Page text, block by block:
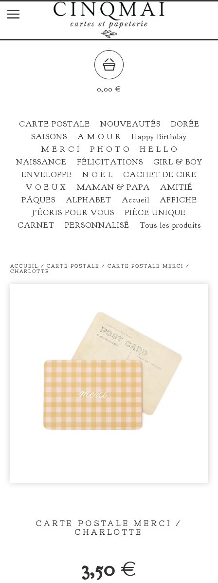
0,00 €
CARTE POSTALE NOUVEAUTÉS
DORÉE
SAISONS
A M O U R
Happy Birthday
M E R C I
P H O T O
H E L L O
NAISSANCE
FÉLICITATIONS
GIRL & BOY
ENVELOPPE
N O Ë L
CACHET DE CIRE
V O E U X
MAMAN & PAPA
AMITIÉ
PÂQUES
ALPHABET Accueil
AFFICHE
J'ÉCRIS POUR VOUS
PIÈCE UNIQUE
CARNET
PERSONNALISÉ Tous les produits
ACCUEIL / CARTE POSTALE / CARTE POSTALE MERCI /
CHARLOTTE
CARTE POSTALE MERCI /
CHARLOTTE
3,50 €